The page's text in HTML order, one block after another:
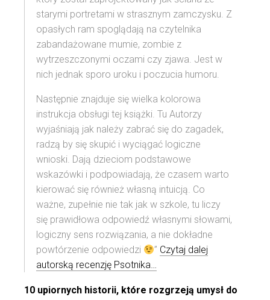
starymi portretami w strasznym zamczysku. Z
opasłych ram spoglądają na czytelnika
zabandażowane mumie, zombie z
wytrzeszczonymi oczami czy zjawa. Jest w
nich jednak sporo uroku i poczucia humoru.
Następnie znajduje się wielka kolorowa
instrukcja obsługi tej książki. Tu Autorzy
wyjaśniają jak należy zabrać się do zagadek,
radzą by się skupić i wyciągać logiczne
wnioski. Dają dzieciom podstawowe
wskazówki i podpowiadają, że czasem warto
kierować się również własną intuicją. Co
ważne, zupełnie nie tak jak w szkole, tu liczy
się prawidłowa odpowiedź własnymi słowami,
logiczny sens rozwiązania, a nie dokładne
powtórzenie odpowiedzi
” Czytaj dalej
autorską recenzję Psotnika…
10 upiornych historii, które rozgrzeją umysł do